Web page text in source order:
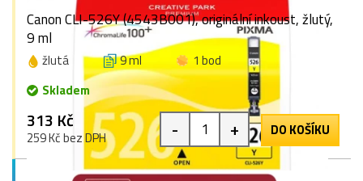
Canon CLI-526Y (4543B001), originální inkoust, žlutý,
9 ml
žlutá 9 ml
1 bod
Skladem
313 Kč
259 Kč bez DPH - + DO KOŠÍKU